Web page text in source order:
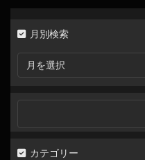
月別検索
月
検
カテゴリー